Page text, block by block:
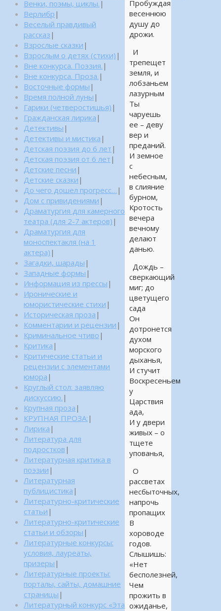
Пробуждая
весеннюю
душу до
дрожи.
И
трепещет
земля, и
лобзаньем
лазурным
Ты
чаруешь
ее – деву
вер и
преданий.
И земное
с
небесным,
в слияние
бурном,
Кротость
вечера
вечному
делают
данью.
Дождь –
сверкающий
миг; до
цветущего
сада
Он
дотронется
духом
морского
дыханья,
И стучит
Воскресеньем
у
Царствия
ада,
И у двери
живых – о
тщете
упованья,
О
рассветах
несбыточных,
напрочь
пропащих
В
хороводе
годов.
Слышишь:
«Нет
бесполезней,
Чем
прожить в
ожиданье,
Венки, поэмы, циклы. |
Верлибр |
Веселый правдивый
рассказ |
Взрослые сказки |
Взрослым о детях (стихи) |
Вне конкурса. Поэзия. |
Вне конкурса. Проза. |
Восточные формы |
Время полной луны |
Гарики (четверостишья) |
Гражданская лирика |
Детективы |
Детективы и мистика |
Детская поэзия до 6 лет |
Детская поэзия от 6 лет |
Детские песни |
Детские сказки |
До чего дошел прогресс… |
Дом с привидениями |
Драматургия для камерного
театра (для 2-7 актеров) |
Драматургия для
моноспектакля (на 1
актера) |
Загадки, шарады |
Западные формы |
Информация из прессы |
Иронические и
юмористические стихи |
Историческая проза |
Комментарии и рецензии |
Криминальное чтиво |
Критика |
Критические статьи и
рецензии с элементами
юмора |
Круглый стол: заявляю
дискуссию. |
Крупная проза |
КРУПНАЯ ПРОЗА: |
Лирика |
Литература для
подростков |
Литературная критика в
поэзии |
Литературная
публицистика |
Литературно-критические
статьи |
Литературно-критические
статьи и обзоры |
Литературные конкурсы:
условия, лауреаты,
призеры |
Литературные проекты:
порталы, сайты, домашние
страницы |
Литературный конкурс «Эта